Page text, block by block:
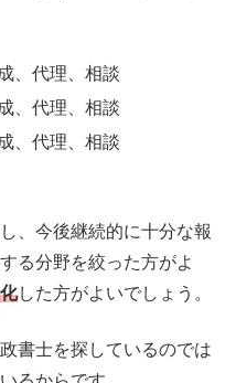
、代理、相談
、代理、相談
、代理、相談
、今後継続的に十分な報
る分野を絞った方がよ
した方がよいでしょう。
書士を探しているのでは